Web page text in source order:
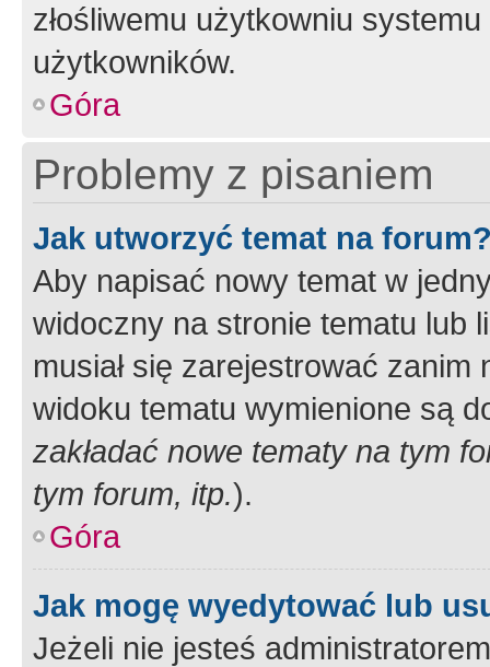
złośliwemu użytkowniu
użytkowników.
Góra
Problemy z pisaniem
Jak utworzyć temat na
Aby napisać nowy temat w
widoczny na stronie tematu lub
musiał się zarejestrować
widoku tematu wymienione są
zakładać nowe tematy na tym
tym forum, itp.).
Góra
Jak mogę wyedytować lub
Jeżeli nie jesteś